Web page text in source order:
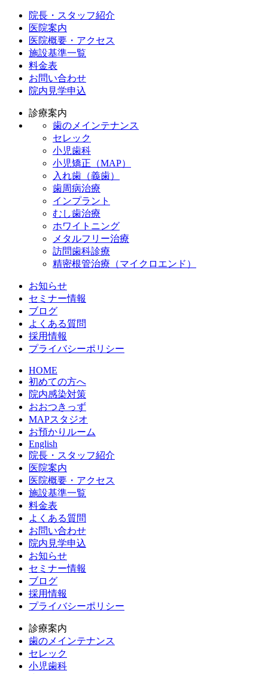
院長・スタッフ紹介
医院案内
医院概要・アクセス
施設基準一覧
料金表
お問い合わせ
院内見学申込
診療案内
歯のメインテナンス
セレック
小児歯科
小児矯正（MAP）
入れ歯（義歯）
歯周病治療
インプラント
むし歯治療
ホワイトニング
メタルフリー治療
訪問歯科診療
精密根管治療（マイクロエンド）
お知らせ
セミナー情報
ブログ
よくある質問
採用情報
プライバシーポリシー
HOME
初めての方へ
院内感染対策
おおつきっず
MAPスタジオ
お預かりルーム
English
院長・スタッフ紹介
医院案内
医院概要・アクセス
施設基準一覧
料金表
よくある質問
お問い合わせ
院内見学申込
お知らせ
セミナー情報
ブログ
採用情報
プライバシーポリシー
診療案内
歯のメインテナンス
セレック
小児歯科